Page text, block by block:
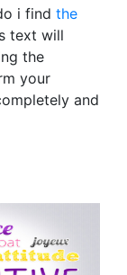
i find the
text will
the
your
and